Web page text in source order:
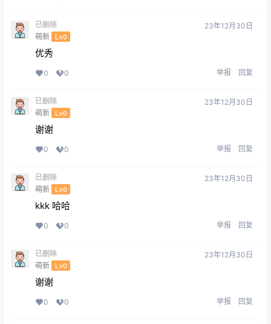
已删除
萌新 Lv0
23年12月30日
优秀
0 0 举报 回复
已删除
萌新 Lv0
23年12月30日
谢谢
0 0 举报 回复
已删除
萌新 Lv0
23年12月30日
kkk 哈哈
0 0 举报 回复
已删除
萌新 Lv0
23年12月30日
谢谢
0 0 举报 回复